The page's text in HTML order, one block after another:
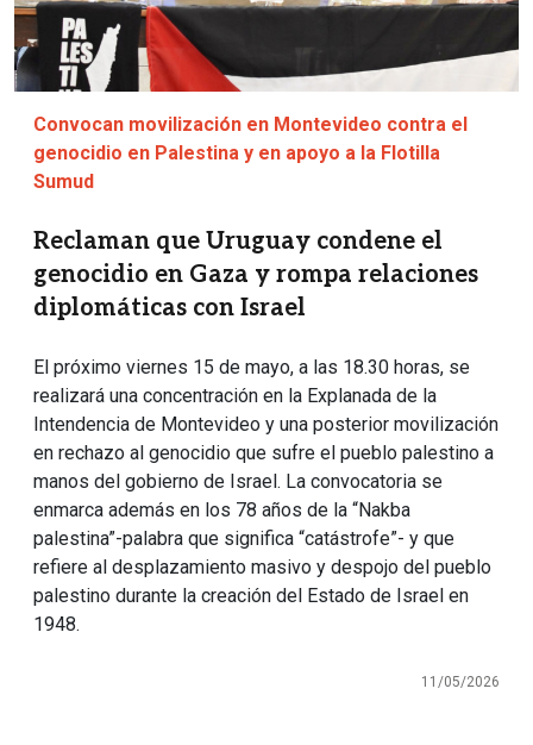
Convocan movilización en Montevideo contra el
genocidio en Palestina y en apoyo a la Flotilla
Sumud
Reclaman que Uruguay condene el
genocidio en Gaza y rompa relaciones
diplomáticas con Israel
El próximo viernes 15 de mayo, a las 18.30 horas, se
realizará una concentración en la Explanada de la
Intendencia de Montevideo y una posterior movilización
en rechazo al genocidio que sufre el pueblo palestino a
manos del gobierno de Israel. La convocatoria se
enmarca además en los 78 años de la “Nakba
palestina”-palabra que significa “catástrofe”- y que
refiere al desplazamiento masivo y despojo del pueblo
palestino durante la creación del Estado de Israel en
1948.
11/05/2026